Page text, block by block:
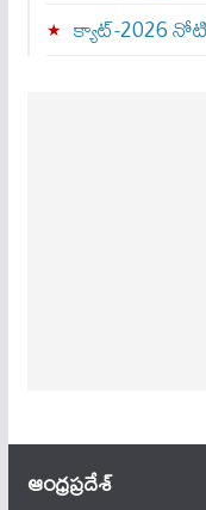
క్యాట్-2026
ఆంధ్ర‌ప్ర‌దేశ్